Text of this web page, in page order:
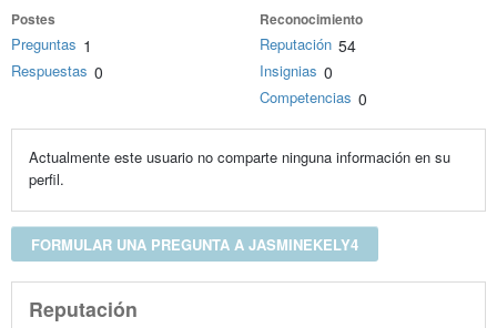
Postes
Preguntas 1
Respuestas 0
Reconocimiento
Reputación 54
Insignias 0
Competencias 0
Actualmente este usuario no comparte ninguna información en su
perfil.
FORMULAR UNA PREGUNTA A JASMINEKELY4
Reputación